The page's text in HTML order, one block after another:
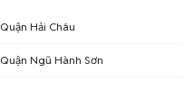
Quận Hải Châu
Quận Ngũ Hành Sơn